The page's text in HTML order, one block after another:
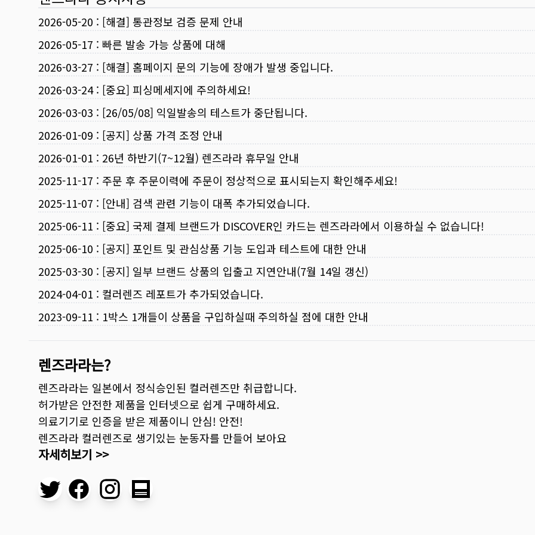
2026-05-20 : [해결] 통관정보 검증 문제 안내
2026-05-17 : 빠른 발송 가능 상품에 대해
2026-03-27 : [해결] 홈페이지 문의 기능에 장애가 발생 중입니다.
2026-03-24: [중요] 피싱메세지에 주의하세요!
2026-03-03 : [26/05/08] 익일발송의 테스트가 중단됩니다.
2026-01-09 : [공지] 상품 가격 조정 안내
2026-01-01 : 26년 하반기(7~12월) 렌즈라라 휴무일 안내
2025-11-17 : 주문 후 주문이력에 주문이 정상적으로 표시되는지 확인해주세요!
2025-11-07 : [안내] 검색 관련 기능이 대폭 추가되었습니다.
2025-06-11 : [중요] 국제 결제 브랜드가 DISCOVER인 카드는 렌즈라라에서 이용하실 수 없습니다!
2025-06-10 : [공지] 포인트 및 관심상품 기능 도입과 테스트에 대한 안내
2025-03-30 : [공지] 일부 브랜드 상품의 입출고 지연안내(7월 14일 갱신)
2024-04-01 : 컬러렌즈 레포트가 추가되었습니다.
2023-09-11 : 1박스 1개들이 상품을 구입하실때 주의하실 점에 대한 안내
렌즈라라는?
렌즈라라는 일본에서 정식승인된 컬러렌즈만 취급합니다.
허가받은 안전한 제품을 인터넷으로 쉽게 구매하세요.
의료기기로 인증을 받은 제품이니 안심! 안전!
렌즈라라 컬러렌즈로 생기있는 눈동자를 만들어 보아요
자세히보기 >>